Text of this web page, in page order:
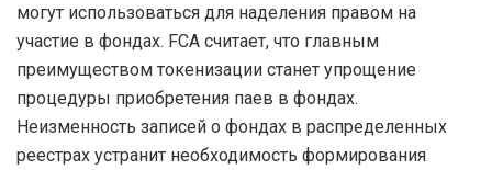
могут использоваться для наделения правом на
участие в фондах. FCA считает, что главным
преимуществом токенизации станет упрощение
процедуры приобретения паев в фондах.
Неизменность записей о фондах в распределенных
реестрах устранит необходимость формирования